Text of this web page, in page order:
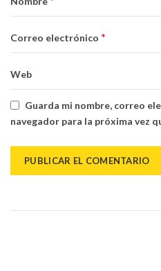
Correo electrónico *
Web
Guarda mi nombre, correo
navegador para la próxima vez